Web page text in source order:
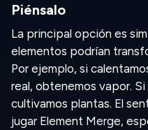
Piénsalo
La principal opción es
elementos podrían
Por ejemplo, si
real, obtenemos vapor.
cultivamos plantas. El
jugar Element Merge,